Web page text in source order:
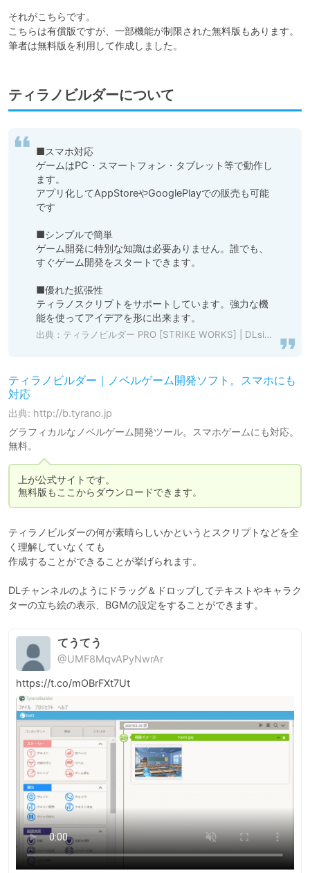
それがこちらです。
こちらは有償版ですが、一部機能が制限された無料版もあります。
筆者は無料版を利用して作成しました。
ティラノビルダーについて
■スマホ対応
ゲームはPC・スマートフォン・タブレット等で動作し
ます。
アプリ化してAppStoreやGooglePlayでの販売も可能
です
■シンプルで簡単
ゲーム開発に特別な知識は必要ありません。誰でも、
すぐゲーム開発をスタートできます。
■優れた拡張性
ティラノスクリプトをサポートしています。強力な機
能を使ってアイデアを形に出来ます。
出典： ティラノビルダー PRO [STRIKE WORKS] | DLsite 同人
ティラノビルダー｜ノベルゲーム開発ソフト。スマホにも
対応
出典: http://b.tyrano.jp
グラフィカルなノベルゲーム開発ツール。スマホゲームにも対応。
無料。
上が公式サイトです。
無料版もここからダウンロードできます。
ティラノビルダーの何が素晴らしいかというとスクリプトなどを全
く理解していなくても
作成することができることが挙げられます。
DLチャンネルのようにドラッグ＆ドロップしてテキストやキャラク
てうてう
@UMF8MqvAPyNwrAr
https://t.co/mOBrFXt7Ut